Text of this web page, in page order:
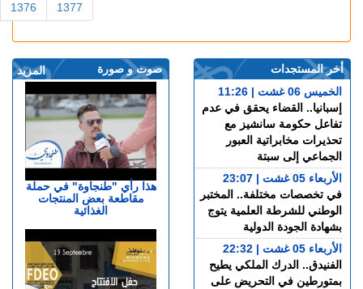
1376 1377
المزيد صوت و صورة
هذا رأي "طنجاوة" في حملة
مقاطعة بعض المنتجات
الغذائية
أخر المستجدات
الخميس 06 غشت | 11:26
إسبانيا.. القضاء يحقق في عدم
تفاعل حكومة سانشيز مع
تحذيرات مخابراتية العبور
الجماعي إلى سبتة
الأربعاء 05 غشت | 23:07
في تخصصات مختلفة.. المختبر
الوطني للشرطة العلمية يتوج
بشهادة الجودة الدولية
الأربعاء 05 غشت | 22:32
الفنيدق.. الدرك الملكي يطيح
بمتورطين في التحريض على